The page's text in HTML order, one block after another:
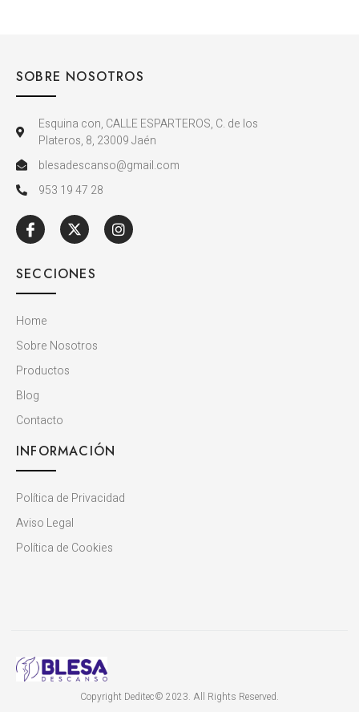
SOBRE NOSOTROS
Esquina con, CALLE ESPARTEROS, C. de los
Plateros, 8, 23009 Jaén
blesadescanso@gmail.com
953 19 47 28
SECCIONES
Home
Sobre Nosotros
Productos
Blog
Contacto
INFORMACIÓN
Política de Privacidad
Aviso Legal
Política de Cookies
Copyright Deditec© 2023. All Rights Reserved.